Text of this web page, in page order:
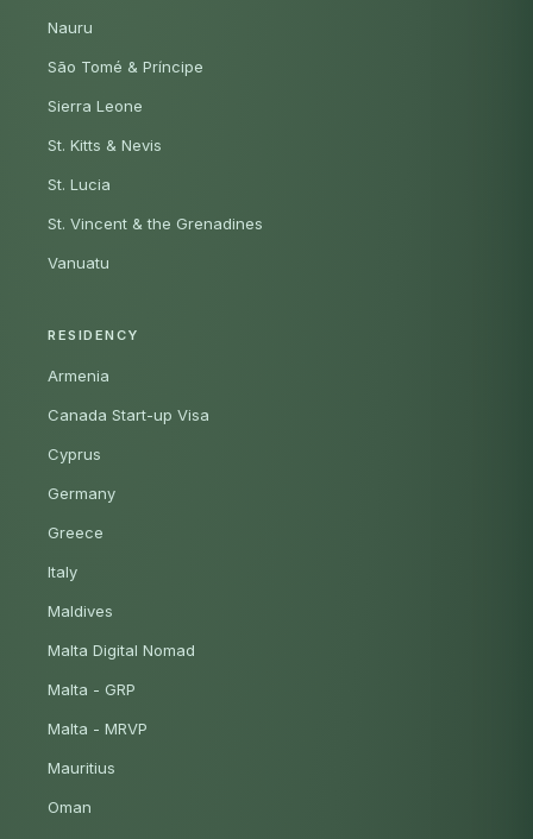
Nauru
São Tomé & Príncipe
Sierra Leone
St. Kitts & Nevis
St. Lucia
St. Vincent & the Grenadines
Vanuatu
RESIDENCY
Armenia
Canada Start-up Visa
Cyprus
Germany
Greece
Italy
Maldives
Malta Digital Nomad
Malta - GRP
Malta - MRVP
Mauritius
Oman